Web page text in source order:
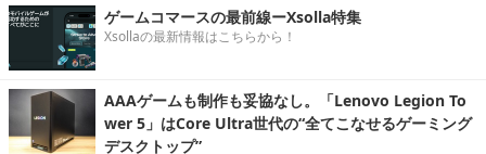
ゲームコマースの最前線ーXsolla特集
Xsollaの最新情報はこちらから！
AAAゲームも制作も妥協なし。「Lenovo Legion To
wer 5」はCore Ultra世代の“全てこなせるゲーミング
デスクトップ”